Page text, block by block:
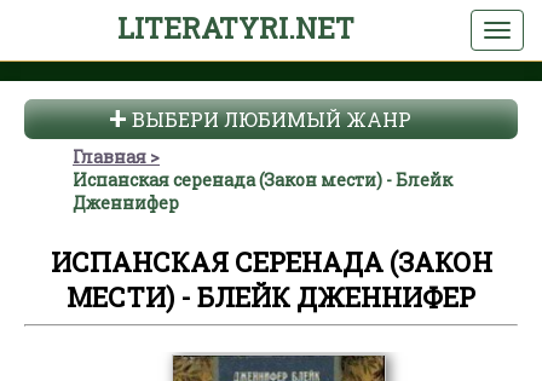
LITERATYRI.NET
ВЫБЕРИ ЛЮБИМЫЙ ЖАНР
Главная
Испанская серенада (Закон мести) - Блейк
Дженнифер
ИСПАНСКАЯ СЕРЕНАДА (ЗАКОН
МЕСТИ) - БЛЕЙК ДЖЕННИФЕР